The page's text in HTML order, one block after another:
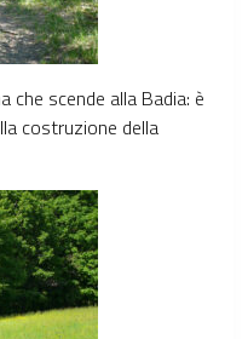
che scende alla Badia: è
costruzione della